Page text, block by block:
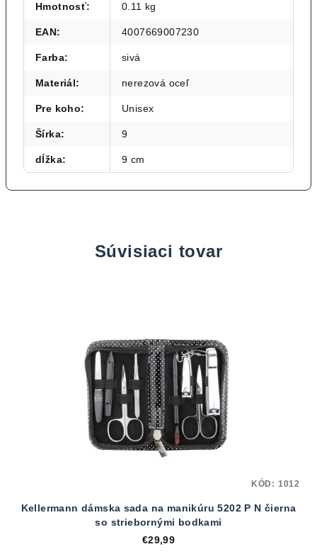
Hmotnosť: 0.11 kg
EAN: 4007669007230
Farba: sivá
Materiál: nerezová oceľ
Pre koho: Unisex
Šírka: 9
dĺžka: 9 cm
Súvisiaci tovar
Kellermann dámska sada na manikúru 5202 P N čierna
so striebornými bodkami
€29,99
KÓD: 1012